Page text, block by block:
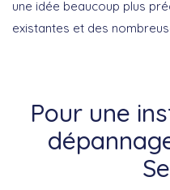
une idée beaucoup plus
existantes et des
Pour une